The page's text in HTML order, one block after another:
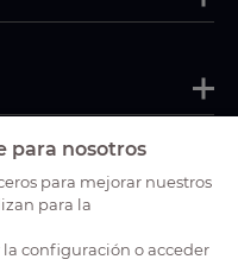
para nosotros
para mejorar nuestros
para la
configuración o acceder